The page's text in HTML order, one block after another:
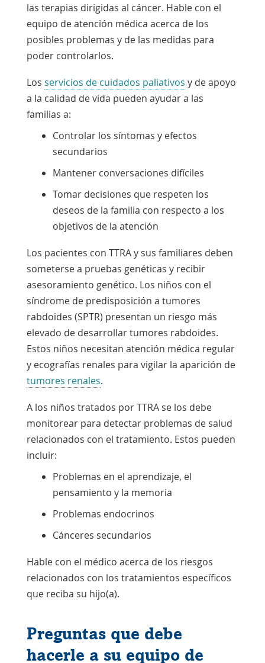
las terapias dirigidas al cáncer. Hable con el
equipo de atención médica acerca de los
posibles problemas y de las medidas para
poder controlarlos.
Los servicios de cuidados paliativos y de apoyo
a la calidad de vida pueden ayudar a las
familias a:
Controlar los síntomas y efectos
secundarios
Mantener conversaciones difíciles
Tomar decisiones que respeten los
deseos de la familia con respecto a los
objetivos de la atención
Los pacientes con TTRA y sus familiares deben
someterse a pruebas genéticas y recibir
asesoramiento genético. Los niños con el
síndrome de predisposición a tumores
rabdoides (SPTR) presentan un riesgo más
elevado de desarrollar tumores rabdoides.
Estos niños necesitan atención médica regular
y ecografías renales para vigilar la aparición de
tumores renales.
A los niños tratados por TTRA se los debe
monitorear para detectar problemas de salud
relacionados con el tratamiento. Estos pueden
incluir:
Problemas en el aprendizaje, el
pensamiento y la memoria
Problemas endocrinos
Cánceres secundarios
Hable con el médico acerca de los riesgos
relacionados con los tratamientos específicos
que reciba su hijo(a).
Preguntas que debe
hacerle a su equipo de